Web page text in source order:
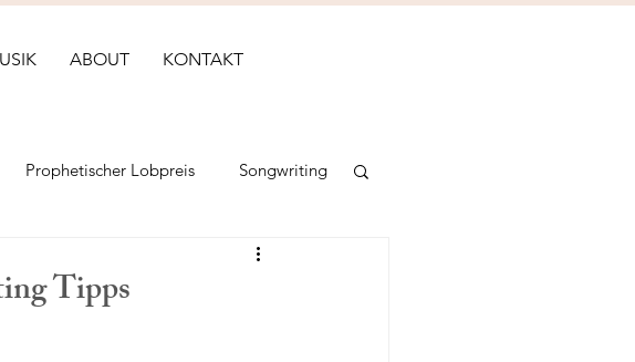
ABOUT KONTAKT
Prophetischer Lobpreis Songwriting
Tipps